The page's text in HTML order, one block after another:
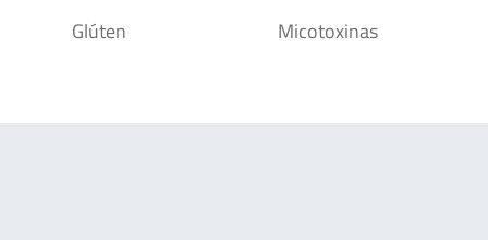
Glúten Micotoxinas